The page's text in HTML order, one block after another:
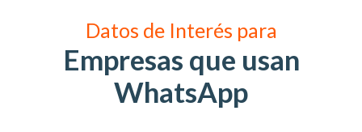
Datos de Interés para
Empresas que usan
WhatsApp